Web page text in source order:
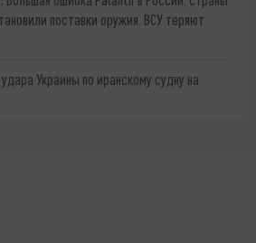
поставки оружия. ВСУ теряют
Украины по иранскому судну на